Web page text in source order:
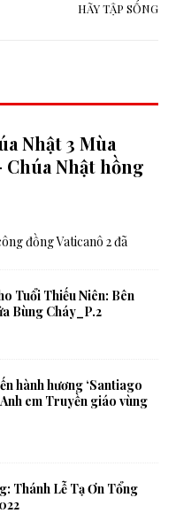
HÃY TẬP SỐNG
Nhật 3 Mùa
Chúa Nhật hồng
đồng Vaticanô 2 đã
Tuổi Thiếu Niên: Bên
Bùng Cháy_P.2
hành hương ‘Santiago
em Truyền giáo vùng
Thánh Lễ Tạ Ơn Tổng